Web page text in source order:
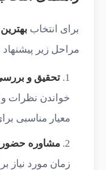
برای انتخاب
مراحل زیر
تحقیق و
خواندن نظرات و
معیار مناسبی
مشاوره
زمان مورد نیاز